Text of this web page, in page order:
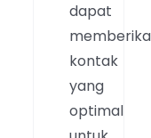
dapat
kontak
yang
optimal